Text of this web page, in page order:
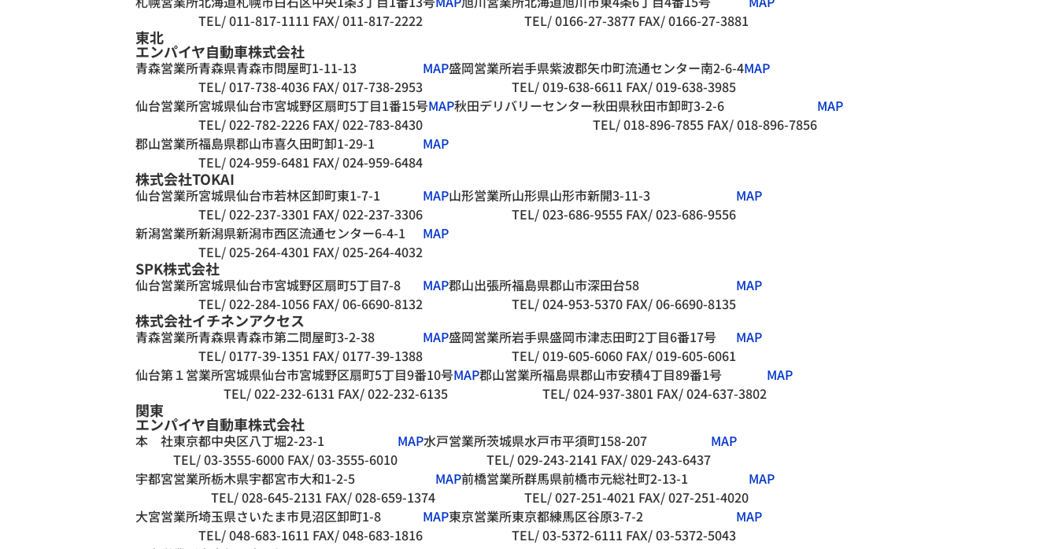
TEL/ 011-817-1111 FAX/ 011-817-2222
TEL/ 0166-27-3877 FAX/ 0166-27-3881
東北
エンパイヤ自動車株式会社
青森営業所青森県青森市問屋町1-11-13
TEL/ 017-738-4036 FAX/ 017-738-2953
MAP盛岡営業所岩手県紫波郡矢巾町流通センター南2-6-4
TEL/ 019-638-6611 FAX/ 019-638-3985
MAP
仙台営業所宮城県仙台市宮城野区扇町5丁目1番15号
TEL/ 022-782-2226 FAX/ 022-783-8430
MAP秋田デリバリーセンター秋田県秋田市卸町3-2-6
TEL/ 018-896-7855 FAX/ 018-896-7856
MAP
郡山営業所福島県郡山市喜久田町卸1-29-1
TEL/ 024-959-6481 FAX/ 024-959-6484
MAP
株式会社TOKAI
仙台営業所宮城県仙台市若林区卸町東1-7-1
TEL/ 022-237-3301 FAX/ 022-237-3306
MAP山形営業所山形県山形市新開3-11-3
TEL/ 023-686-9555 FAX/ 023-686-9556
MAP
新潟営業所新潟県新潟市西区流通センター6-4-1
TEL/ 025-264-4301 FAX/ 025-264-4032
MAP
SPK株式会社
仙台営業所宮城県仙台市宮城野区扇町5丁目7-8
TEL/ 022-284-1056 FAX/ 06-6690-8132
MAP郡山出張所福島県郡山市深田台58
TEL/ 024-953-5370 FAX/ 06-6690-8135
MAP
株式会社イチネンアクセス
青森営業所青森県青森市第二問屋町3-2-38
TEL/ 0177-39-1351 FAX/ 0177-39-1388
MAP盛岡営業所岩手県盛岡市津志田町2丁目6番17号
TEL/ 019-605-6060 FAX/ 019-605-6061
MAP
仙台第１営業所宮城県仙台市宮城野区扇町5丁目9番10号
TEL/ 022-232-6131 FAX/ 022-232-6135
MAP郡山営業所福島県郡山市安積4丁目89番1号
TEL/ 024-937-3801 FAX/ 024-637-3802
MAP
関東
エンパイヤ自動車株式会社
本 社東京都中央区八丁堀2-23-1
TEL/ 03-3555-6000 FAX/ 03-3555-6010
MAP水戸営業所茨城県水戸市平須町158-207
TEL/ 029-243-2141 FAX/ 029-243-6437
MAP
宇都宮営業所栃木県宇都宮市大和1-2-5
TEL/ 028-645-2131 FAX/ 028-659-1374
MAP前橋営業所群馬県前橋市元総社町2-13-1
TEL/ 027-251-4021 FAX/ 027-251-4020
MAP
大宮営業所埼玉県さいたま市見沼区卸町1-8
TEL/ 048-683-1611 FAX/ 048-683-1816
MAP東京営業所東京都練馬区谷原3-7-2
TEL/ 03-5372-6111 FAX/ 03-5372-5043
MAP